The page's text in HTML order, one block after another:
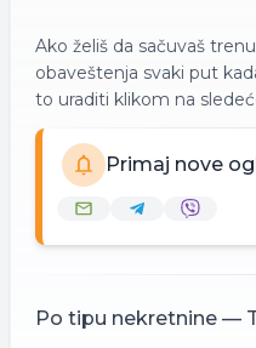
Ako želiš da sačuvaš
obaveštenja svaki put
to uraditi klikom na
Primaj nove
Po tipu nekretnine —